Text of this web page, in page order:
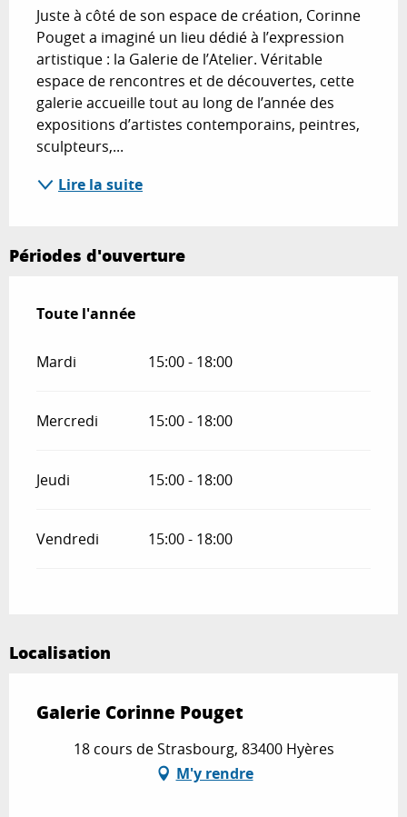
Juste à côté de son espace de création, Corinne
Pouget a imaginé un lieu dédié à l’expression
artistique : la Galerie de l’Atelier. Véritable
espace de rencontres et de découvertes, cette
galerie accueille tout au long de l’année des
expositions d’artistes contemporains, peintres,
sculpteurs,...
Lire la suite
Périodes d'ouverture
Toute l'année
Toute l'année
Mardi 15:00 - 18:00
Mercredi 15:00 - 18:00
Jeudi 15:00 - 18:00
Vendredi 15:00 - 18:00
Localisation
Galerie Corinne Pouget
18 cours de Strasbourg, 83400 Hyères
M'y rendre